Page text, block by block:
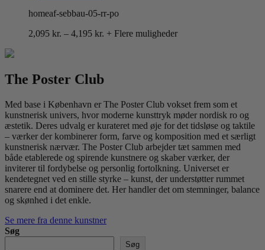
homeaf-sebbau-05-rr-po
2,095 kr. – 4,195 kr. Prisinterval:
+ Flere muligheder
The Poster Club
Med base i København er The Poster Club vokset frem som et
kunstnerisk univers, hvor moderne kunsttryk møder nordisk ro og
æstetik. Deres udvalg er kurateret med øje for det tidsløse og taktile
– værker der kombinerer form, farve og komposition med et særligt
kunstnerisk nærvær. The Poster Club arbejder tæt sammen med
både etablerede og spirende kunstnere og skaber værker, der
inviterer til fordybelse og personlig fortolkning. Universet er
kendetegnet ved en stille styrke – kunst, der understøtter rummet
snarere end at dominere det. Her handler det om stemninger, balance
og skønhed i det enkle.
Se mere fra denne kunstner
Søg
Søg